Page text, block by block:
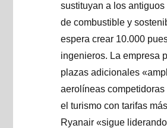
sustituyan a los
de combustible y
espera crear 10.000
ingenieros. La empresa
plazas adicionales
aerolíneas
el turismo con tarifas
Ryanair «sigue